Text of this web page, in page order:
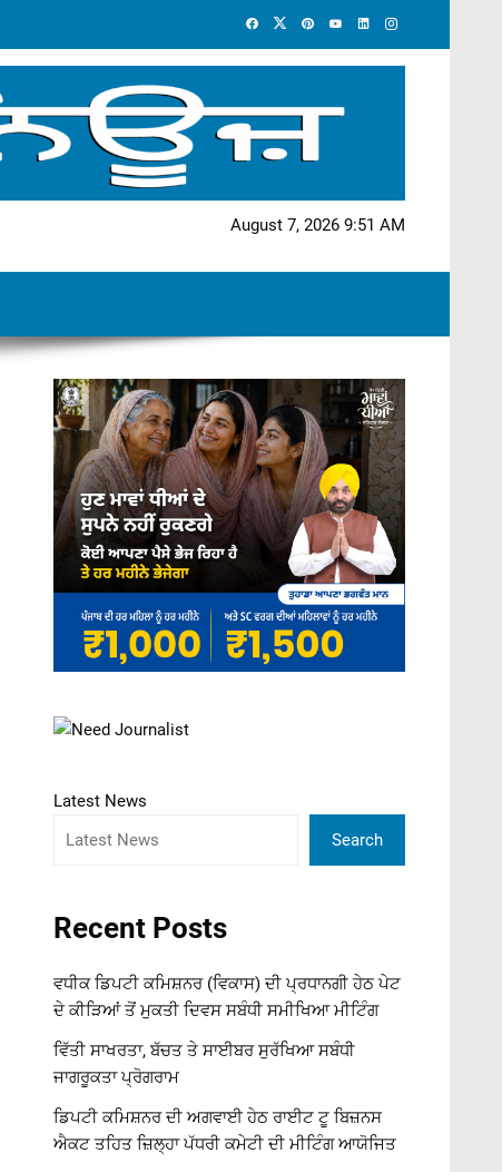
August 7, 2026 9:51 AM
Latest News
Search
Recent Posts
ਵਧੀਕ ਡਿਪਟੀ ਕਮਿਸ਼ਨਰ (ਵਿਕਾਸ) ਦੀ ਪ੍ਰਧਾਨਗੀ ਹੇਠ ਪੇਟ
ਦੇ ਕੀੜਿਆਂ ਤੋਂ ਮੁਕਤੀ ਦਿਵਸ ਸਬੰਧੀ ਸਮੀਖਿਆ ਮੀਟਿੰਗ
ਵਿੱਤੀ ਸਾਖਰਤਾ, ਬੱਚਤ ਤੇ ਸਾਈਬਰ ਸੁਰੱਖਿਆ ਸਬੰਧੀ
ਜਾਗਰੂਕਤਾ ਪ੍ਰੋਗਰਾਮ
ਡਿਪਟੀ ਕਮਿਸ਼ਨਰ ਦੀ ਅਗਵਾਈ ਹੇਠ ਰਾਈਟ ਟੂ ਬਿਜ਼ਨਸ
ਐਕਟ ਤਹਿਤ ਜ਼ਿਲ੍ਹਾ ਪੱਧਰੀ ਕਮੇਟੀ ਦੀ ਮੀਟਿੰਗ ਆਯੋਜਿਤ